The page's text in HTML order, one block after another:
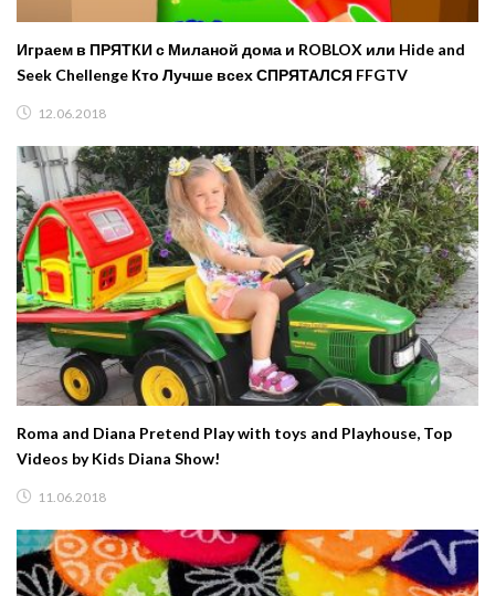
Играем в ПРЯТКИ с Миланой дома и ROBLOX или Hide and
Seek Chellenge Кто Лучше всех СПРЯТАЛСЯ FFGTV
12.06.2018
Roma and Diana Pretend Play with toys and Playhouse, Top
Videos by Kids Diana Show!
11.06.2018